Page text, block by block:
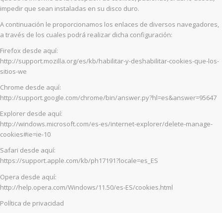
impedir que sean instaladas en su disco duro.
A continuación le proporcionamos los enlaces de diversos navegadores,
a través de los cuales podrá realizar dicha configuración:
Firefox desde aquí:
http://support.mozilla.org/es/kb/habilitar-y-deshabilitar-cookies-que-los-
sitios-we
Chrome desde aquí:
http://support.google.com/chrome/bin/answer.py?hl=es&answer=95647
Explorer desde aquí:
http://windows.microsoft.com/es-es/internet-explorer/delete-manage-
cookies#ie=ie-10
Safari desde aquí:
https://support.apple.com/kb/ph17191?locale=es_ES
Opera desde aquí:
http://help.opera.com/Windows/11.50/es-ES/cookies.html
Política de privacidad